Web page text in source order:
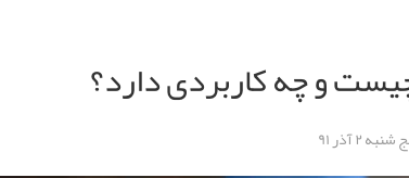
و چه کاربردی دارد؟
۲ آذر ۹۱